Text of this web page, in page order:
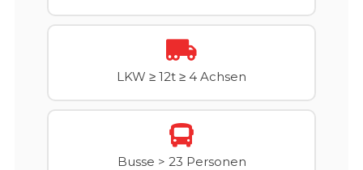
LKW ≥ 12t ≥ 4 Achsen
Busse > 23 Personen